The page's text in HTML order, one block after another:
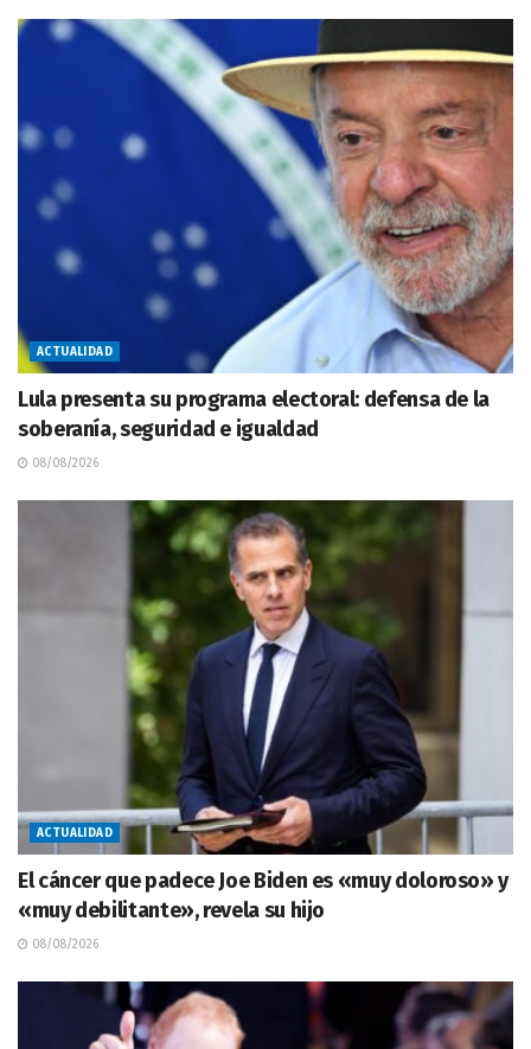
ACTUALIDAD
Lula presenta su programa electoral: defensa de la
soberanía, seguridad e igualdad
08/08/2026
ACTUALIDAD
El cáncer que padece Joe Biden es «muy doloroso» y
«muy debilitante», revela su hijo
08/08/2026